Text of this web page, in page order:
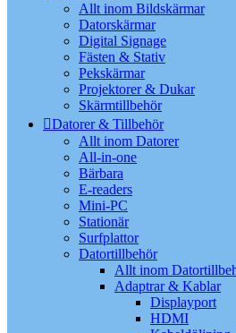
Allt inom Bildskärmar
Datorskärmar
Digital Signage
Fästen & Stativ
Pekskärmar
Projektorer & Dukar
Skärmtillbehör
Datorer & Tillbehör
Allt inom Datorer
All-in-one
Bärbara
E-readers
Mini-PC
Stationär
Surfplattor
Datortillbehör
Allt inom
Adaptrar & Kablar
Displayport
HDMI